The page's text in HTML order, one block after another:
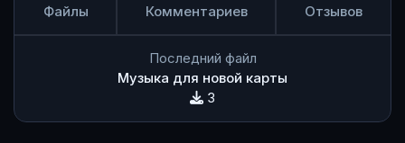
Файлы Комментариев Отзывов
Последний файл
Музыка для новой карты
3